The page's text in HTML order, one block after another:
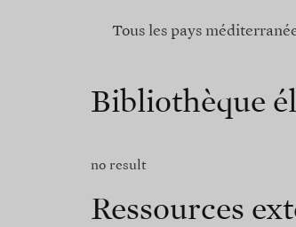
Tous les pays
Bibliothèque
no result
Ressources